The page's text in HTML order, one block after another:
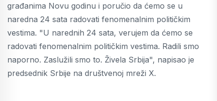
građanima Novu godinu i poručio da ćemo se u
naredna 24 sata radovati fenomenalnim političkim
vestima. "U narednih 24 sata, verujem da ćemo se
radovati fenomenalnim političkim vestima. Radili smo
naporno. Zaslužili smo to. Živela Srbija", napisao je
predsednik Srbije na društvenoj mreži X.